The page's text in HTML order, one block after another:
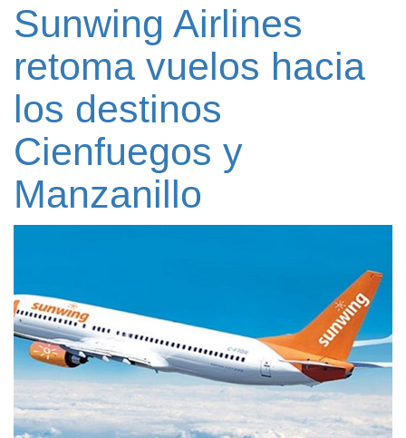
Sunwing Airlines
retoma vuelos hacia
los destinos
Cienfuegos y
Manzanillo